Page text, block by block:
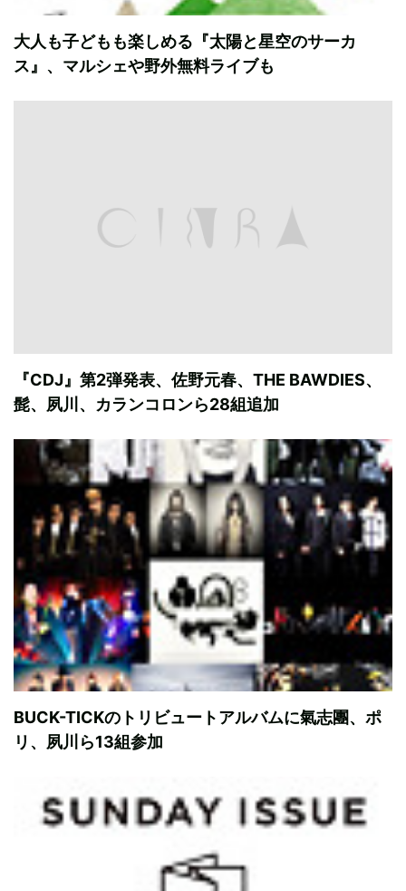
大人も子どもも楽しめる『太陽と星空のサーカ
ス』、マルシェや野外無料ライブも
『CDJ』第2弾発表、佐野元春、THE BAWDIES、
髭、夙川、カランコロンら28組追加
BUCK-TICKのトリビュートアルバムに氣志團、ポ
リ、夙川ら13組参加